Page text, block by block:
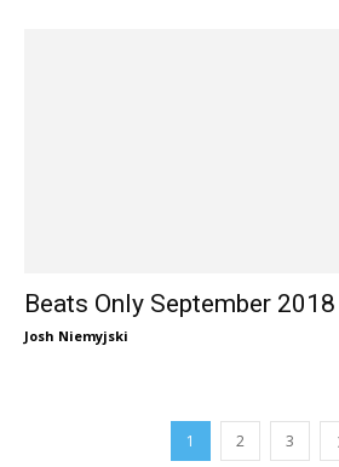
Beats Only September 2018
Josh Niemyjski
1 2 3